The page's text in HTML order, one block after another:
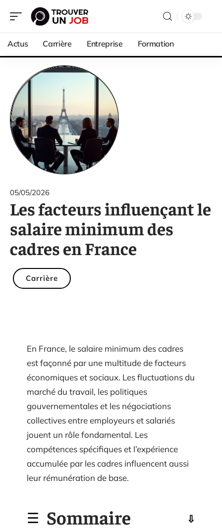
Actus Carrière Entreprise Formation
05/05/2026
Les facteurs influençant le
salaire minimum des
cadres en France
Carrière
En France, le salaire minimum des cadres
est façonné par une multitude de facteurs
économiques et sociaux. Les fluctuations du
marché du travail, les politiques
gouvernementales et les négociations
collectives entre employeurs et salariés
jouent un rôle fondamental. Les
compétences spécifiques et l’expérience
accumulée par les cadres influencent aussi
leur rémunération de base.
Sommaire